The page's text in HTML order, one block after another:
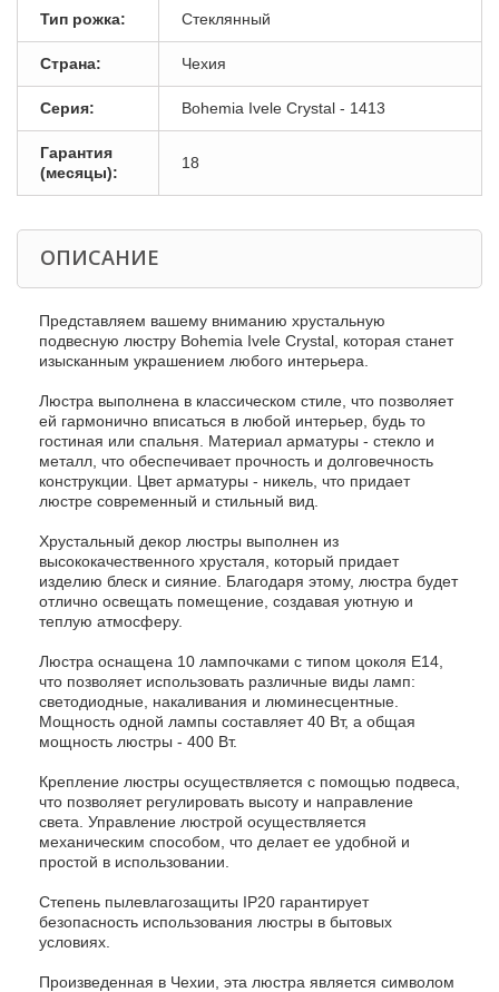
Тип рожка: Стеклянный
Страна: Чехия
Серия: Bohemia Ivele Crystal - 1413
Гарантия
(месяцы):
18
ОПИСАНИЕ
Представляем вашему вниманию хрустальную
подвесную люстру Bohemia Ivele Crystal, которая станет
изысканным украшением любого интерьера.
Люстра выполнена в классическом стиле, что позволяет
ей гармонично вписаться в любой интерьер, будь то
гостиная или спальня. Материал арматуры - стекло и
металл, что обеспечивает прочность и долговечность
конструкции. Цвет арматуры - никель, что придает
люстре современный и стильный вид.
Хрустальный декор люстры выполнен из
высококачественного хрусталя, который придает
изделию блеск и сияние. Благодаря этому, люстра будет
отлично освещать помещение, создавая уютную и
теплую атмосферу.
Люстра оснащена 10 лампочками с типом цоколя E14,
что позволяет использовать различные виды ламп:
светодиодные, накаливания и люминесцентные.
Мощность одной лампы составляет 40 Вт, а общая
мощность люстры - 400 Вт.
Крепление люстры осуществляется с помощью подвеса,
что позволяет регулировать высоту и направление
света. Управление люстрой осуществляется
механическим способом, что делает ее удобной и
простой в использовании.
Степень пылевлагозащиты IP20 гарантирует
безопасность использования люстры в бытовых
условиях.
Произведенная в Чехии, эта люстра является символом